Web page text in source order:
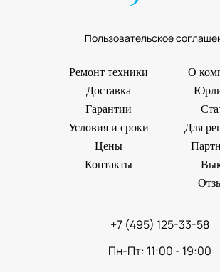
Пользовательское
Ремонт техники
Доставка
Гарантии
Условия и сроки
Цены
Контакты
О
Для
+7 (495) 125-33-58
Пн-Пт: 11:00 - 19:00